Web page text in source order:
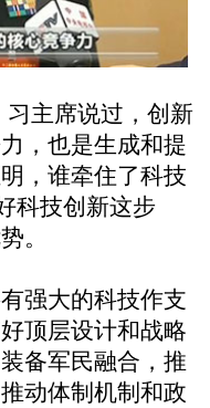
习主席说过，创新
，也是生成和提
，谁牵住了科技
科技创新这步
。
强大的科技作支
顶层设计和战略
备军民融合，推
动体制机制和政